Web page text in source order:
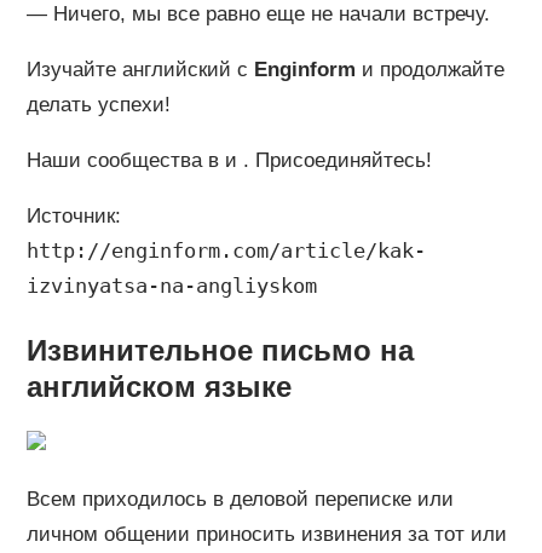
— Ничего, мы все равно еще не начали встречу.
Изучайте английский с Enginform и продолжайте
делать успехи!
Наши сообщества в и . Присоединяйтесь!
Источник:
http://enginform.com/article/kak-
izvinyatsa-na-angliyskom
Извинительное письмо на
английском языке
Всем приходилось в деловой переписке или
личном общении приносить извинения за тот или